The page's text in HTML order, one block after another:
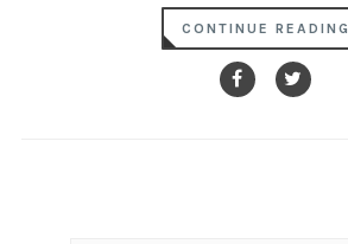
CONTINUE READING